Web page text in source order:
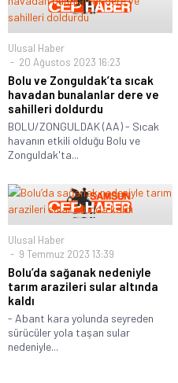
Ulusal Haber
20 Ağustos 2023 16:23
Bolu ve Zonguldak’ta sıcak
havadan bunalanlar dere ve
sahilleri doldurdu
BOLU/ZONGULDAK (AA) - Sıcak
havanın etkili olduğu Bolu ve
Zonguldak'ta...
Ulusal Haber
9 Temmuz 2023 13:39
Bolu’da sağanak nedeniyle
tarım arazileri sular altında
kaldı
- Abant kara yolunda seyreden
sürücüler yola taşan sular
nedeniyle...